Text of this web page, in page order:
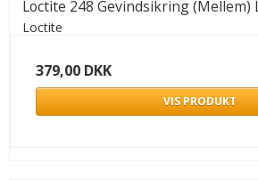
Loctite 248 Gevindsikring (Mellem)
Loctite
379,00 DKK
VIS PRODUKT